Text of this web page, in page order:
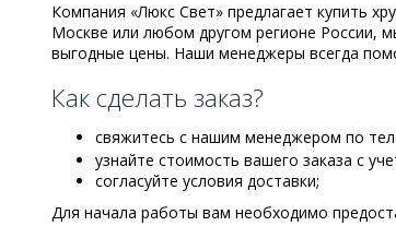
Компания «Люкс Свет» предлагает купить
Москве или любом другом регионе России,
выгодные цены. Наши менеджеры всегда
Как сделать заказ?
свяжитесь с нашим менеджером по
узнайте стоимость вашего заказа с
согласуйте условия доставки;
Для начала работы вам необходимо